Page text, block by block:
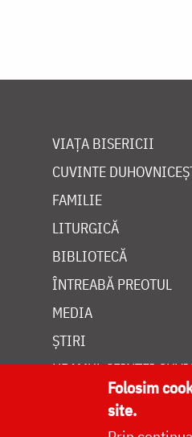
VIAȚA BISERICII
CUVINTE
FAMILIE
LITURGICĂ
BIBLIOTECĂ
ÎNTREABĂ PREOTUL
MEDIA
ȘTIRI
HRAMUL SFINTEI
Folosim
site.